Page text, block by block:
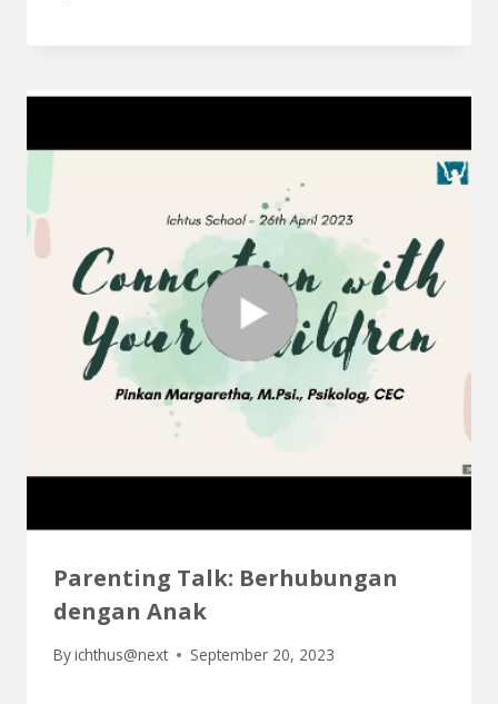
Parenting Talk: Berhubungan
dengan Anak
Byichthus@next September 20, 2023